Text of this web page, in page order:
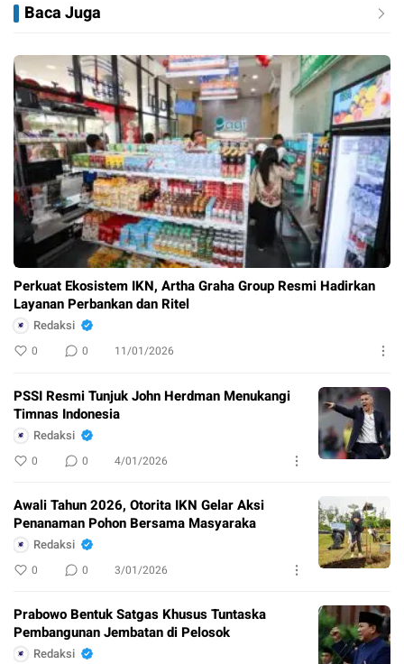
Baca Juga
Perkuat Ekosistem IKN, Artha Graha Group Resmi Hadirkan
Layanan Perbankan dan Ritel
Redaksi
0 0 11/01/2026
PSSI Resmi Tunjuk John Herdman Menukangi
Timnas Indonesia
Redaksi
0 0 4/01/2026
Awali Tahun 2026, Otorita IKN Gelar Aksi
Penanaman Pohon Bersama Masyaraka
Redaksi
0 0 3/01/2026
Prabowo Bentuk Satgas Khusus Tuntaska
Pembangunan Jembatan di Pelosok
Redaksi